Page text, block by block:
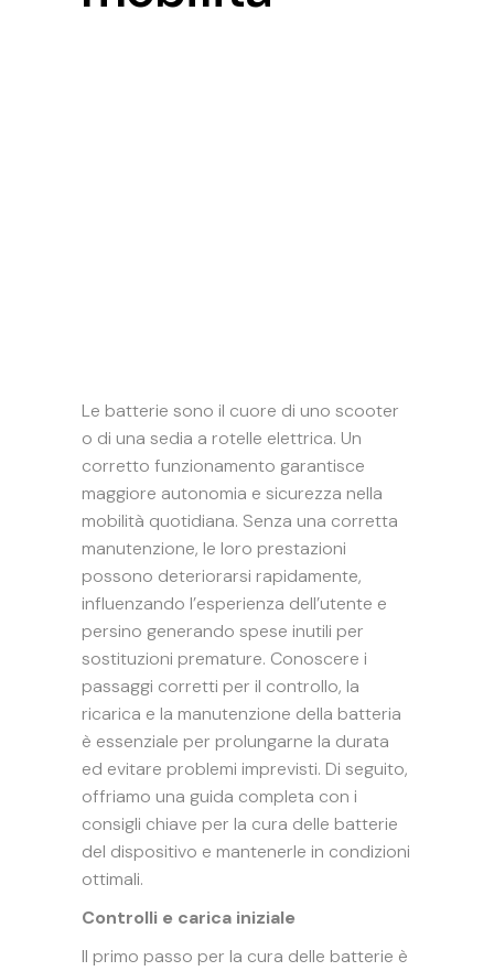
Le batterie sono il cuore di uno scooter
o di una sedia a rotelle elettrica. Un
corretto funzionamento garantisce
maggiore autonomia e sicurezza nella
mobilità quotidiana. Senza una corretta
manutenzione, le loro prestazioni
possono deteriorarsi rapidamente,
influenzando l’esperienza dell’utente e
persino generando spese inutili per
sostituzioni premature. Conoscere i
passaggi corretti per il controllo, la
ricarica e la manutenzione della batteria
è essenziale per prolungarne la durata
ed evitare problemi imprevisti. Di seguito,
offriamo una guida completa con i
consigli chiave per la cura delle batterie
del dispositivo e mantenerle in condizioni
ottimali.
Controlli e carica iniziale
Il primo passo per la cura delle batterie è